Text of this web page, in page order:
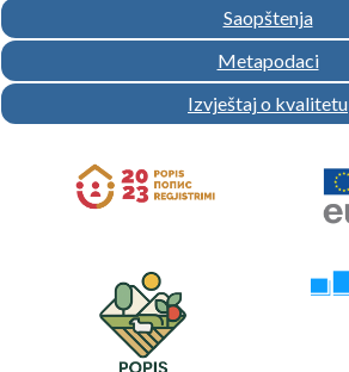
Saopštenja
Metapodaci
Izvještaj o kvalitetu